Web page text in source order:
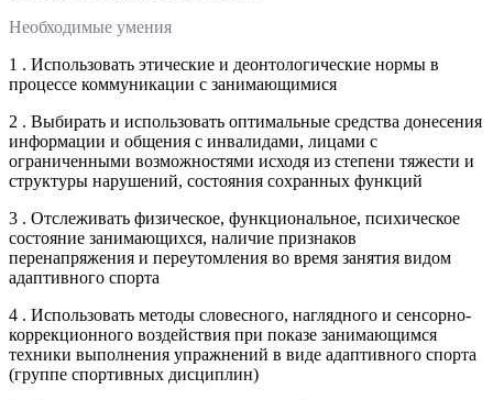
Необходимые умения
1 . Использовать этические и деонтологические нормы в
процессе коммуникации с занимающимися
2 . Выбирать и использовать оптимальные средства донесения
информации и общения с инвалидами, лицами с
ограниченными возможностями исходя из степени тяжести и
структуры нарушений, состояния сохранных функций
3 . Отслеживать физическое, функциональное, психическое
состояние занимающихся, наличие признаков
перенапряжения и переутомления во время занятия видом
адаптивного спорта
4 . Использовать методы словесного, наглядного и сенсорно-
коррекционного воздействия при показе занимающимся
техники выполнения упражнений в виде адаптивного спорта
(группе спортивных дисциплин)